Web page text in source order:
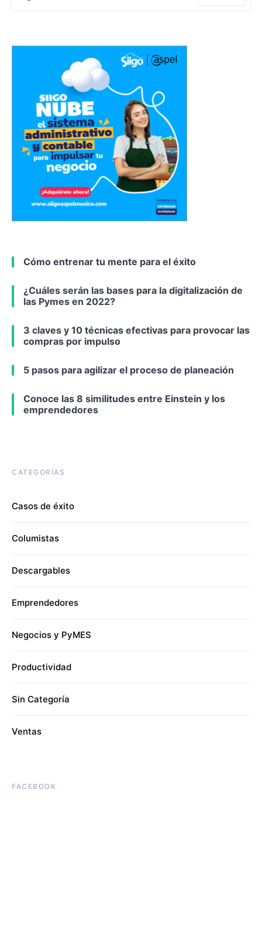
Cómo entrenar tu mente para el éxito
¿Cuáles serán las bases para la digitalización de
las Pymes en 2022?
3 claves y 10 técnicas efectivas para provocar las
compras por impulso
5 pasos para agilizar el proceso de planeación
Conoce las 8 similitudes entre Einstein y los
emprendedores
CATEGORÍAS
Casos de éxito
Columistas
Descargables
Emprendedores
Negocios y PyMES
Productividad
Sin Categoría
Ventas
FACEBOOK